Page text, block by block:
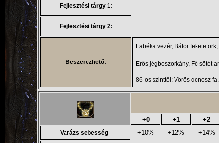
Fejlesztési tárgy 1:
Fejlesztési tárgy 2:
Beszerezhető:
Fabéka vezér, Bátor fekete
Erős jégboszorkány, Fő sötét
86-os szinttől: Vörös gonosz
+0 +1 +2
Varázs sebesség: +10% +12% +14%